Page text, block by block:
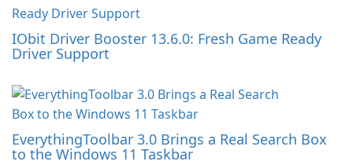
IObit Driver Booster 13.6.0: Fresh Game Ready
Driver Support
EverythingToolbar 3.0 Brings a Real Search Box
to the Windows 11 Taskbar